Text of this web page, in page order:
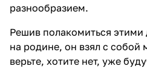
разнообразием.
Решив полакомиться этими
на родине, он взял с собой
верьте, хотите нет, уже